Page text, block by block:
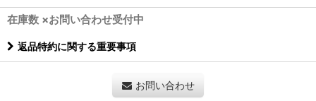
在庫数 ×お問い合わせ受付中
返品特約に関する重要事項
お問い合わせ